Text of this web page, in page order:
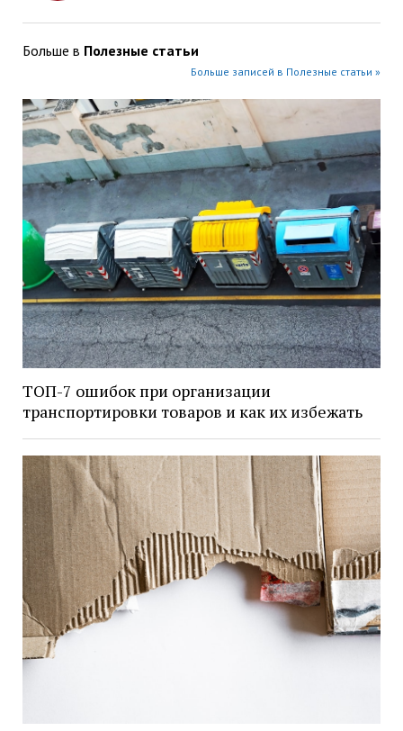
Больше в Полезные статьи
Больше записей в Полезные статьи »
ТОП-7 ошибок при организации
транспортировки товаров и как их избежать